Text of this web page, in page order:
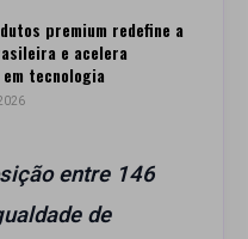
premium redefine a
e acelera
tecnologia
entre 146
de